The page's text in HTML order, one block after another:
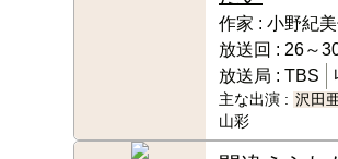
作家 : 小野紀
放送回 : 26～
放送局 : TBS
主な出演 : 沢田
山彩